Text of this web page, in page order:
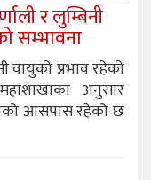
र लुम्बिनी
सम्भावना
वायुको प्रभाव रहेको
अनुसार
आसपास रहेको छ